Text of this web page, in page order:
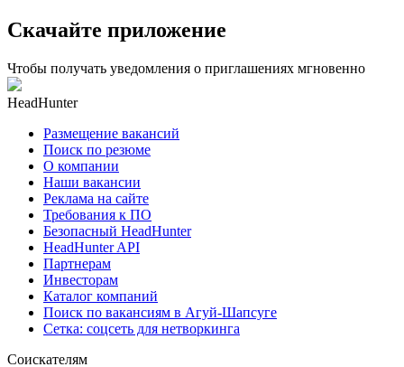
Скачайте приложение
Чтобы получать уведомления о приглашениях мгновенно
HeadHunter
Размещение вакансий
Поиск по резюме
О компании
Наши вакансии
Реклама на сайте
Требования к ПО
Безопасный HeadHunter
HeadHunter API
Партнерам
Инвесторам
Каталог компаний
Поиск по вакансиям в Агуй-Шапсуге
Сетка: соцсеть для нетворкинга
Соискателям